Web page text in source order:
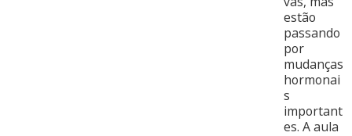
estão
passando
por
mudanças
hormonai
s
important
es. A aula